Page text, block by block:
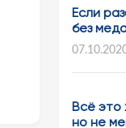
Если
без
Всё это
но не